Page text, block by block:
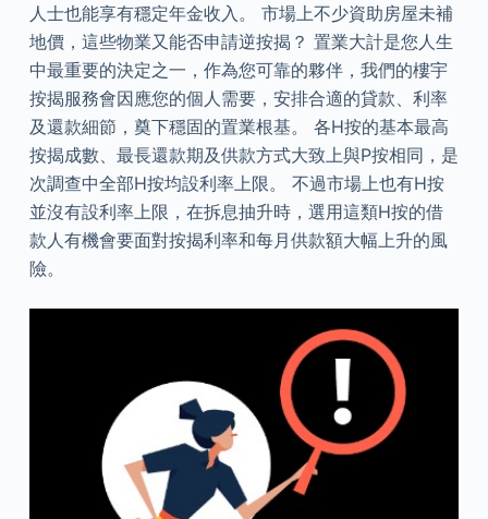
人士也能享有穩定年金收入。 市場上不少資助房屋未補
地價，這些物業又能否申請逆按揭？ 置業大計是您人生
中最重要的決定之一，作為您可靠的夥伴，我們的樓宇
按揭服務會因應您的個人需要，安排合適的貸款、利率
及還款細節，奠下穩固的置業根基。 各H按的基本最高
按揭成數、最長還款期及供款方式大致上與P按相同，是
次調查中全部H按均設利率上限。 不過市場上也有H按
並沒有設利率上限，在拆息抽升時，選用這類H按的借
款人有機會要面對按揭利率和每月供款額大幅上升的風
險。